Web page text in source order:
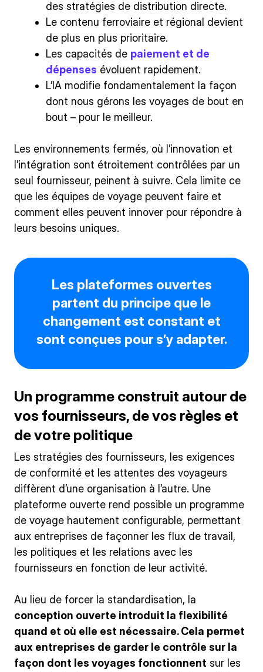
des stratégies de distribution directe.
Le contenu ferroviaire et régional devient
de plus en plus prioritaire.
Les capacités de paiement et de
dépenses évoluent rapidement.
L’IA modifie fondamentalement la façon
dont nous gérons les voyages de bout en
bout – pour le meilleur.
Les environnements fermés, où l’innovation et
l’intégration sont étroitement contrôlées par un
seul fournisseur, peinent à suivre. Cela limite ce
que les équipes de voyage peuvent faire et
comment elles peuvent innover pour répondre à
leurs besoins uniques.
Les plateformes ouvertes
partent du principe que le
changement est constant et
sont conçues pour s’y adapter.
Un programme construit autour de
vos fournisseurs, de vos règles et
de votre politique
Les stratégies des fournisseurs, les exigences
de conformité et les attentes des voyageurs
diffèrent d’une organisation à l’autre. Une
plateforme ouverte rend possible un programme
de voyage hautement configurable, permettant
aux entreprises de façonner les flux de travail,
les politiques et les relations avec les
fournisseurs en fonction de leur activité.
Au lieu de forcer la standardisation, la
conception ouverte introduit la flexibilité
quand et où elle est nécessaire. Cela permet
aux entreprises de garder le contrôle sur la
façon dont les voyages fonctionnent sur les